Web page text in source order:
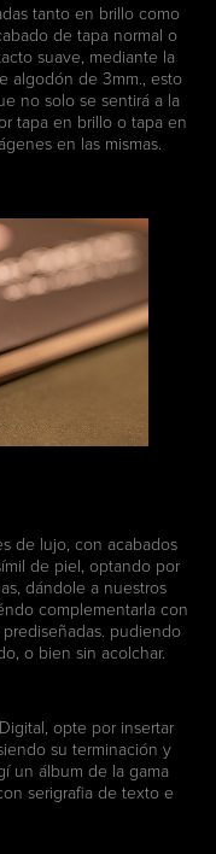
tanto en brillo como
de tapa normal o
suave, mediante la
algodón de 3mm., esto
no solo se sentirá a la
tapa en brillo o tapa en
en las mismas.
de lujo, con acabados
de piel, optando por
dándole a nuestros
complementarla con
pudiendo
o bien sin acolchar.
opte por insertar
su terminación y
un álbum de la gama
serigrafia de texto e